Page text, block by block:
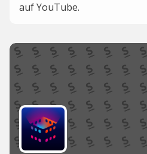
auf YouTube.